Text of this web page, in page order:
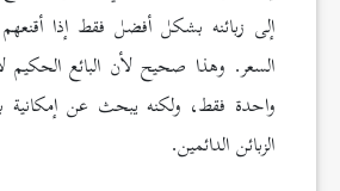
إلى زبائنه بشكل أفضل فقط إذا
السعر. وهذا صحيح لأن البائع الحكيم
واحدة فقط، ولكنه يبحث عن إمكانية
الزبائن الدائمين.